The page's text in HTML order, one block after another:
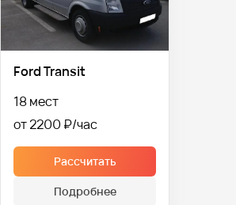
Ford Transit
18 мест
от 2200 ₽
Рассчитать
Подробнее